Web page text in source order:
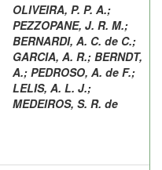
OLIVEIRA, P. P. A.;
PEZZOPANE, J. R. M.;
BERNARDI, A. C. de C.;
GARCIA, A. R.; BERNDT,
A.; PEDROSO, A. de F.;
LELIS, A. L. J.;
MEDEIROS, S. R. de